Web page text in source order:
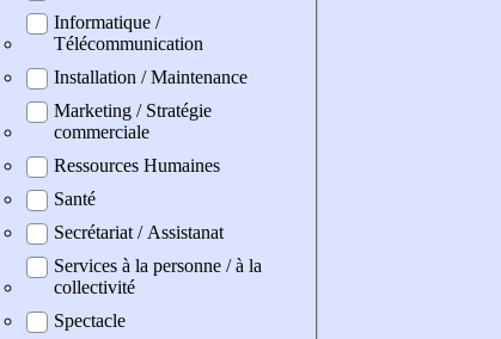
Informatique /
Télécommunication
Installation / Maintenance
Marketing / Stratégie
commerciale
Ressources Humaines
Santé
Secrétariat / Assistanat
Services à la personne / à la
collectivité
Spectacle